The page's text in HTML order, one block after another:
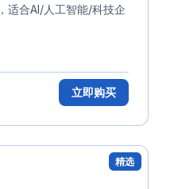
适合AI/人工智能/科技企
立即购买
精选